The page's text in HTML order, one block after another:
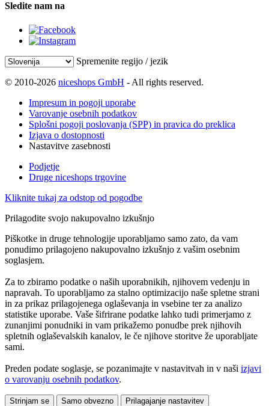
Sledite nam na
Spremenite regijo / jezik
© 2010-2026 niceshops GmbH - All rights reserved.
Impresum in pogoji uporabe
Varovanje osebnih podatkov
Splošni pogoji poslovanja (SPP) in pravica do preklica
Izjava o dostopnosti
Nastavitve zasebnosti
Podjetje
Druge niceshops trgovine
Kliknite tukaj za odstop od pogodbe
Prilagodite svojo nakupovalno izkušnjo
Piškotke in druge tehnologije uporabljamo samo zato, da vam
ponudimo prilagojeno nakupovalno izkušnjo z vašim osebnim
soglasjem.
Za to zbiramo podatke o naših uporabnikih, njihovem vedenju in
napravah. To uporabljamo za stalno optimizacijo naše spletne strani
in za prikaz prilagojenega oglaševanja in vsebine ter za analizo
statistike uporabe. Vaše šifrirane podatke lahko tudi primerjamo z
zunanjimi ponudniki in vam prikažemo ponudbe prek njihovih
spletnih oglaševalskih kanalov, le če njihove storitve že uporabljate
sami.
Preden podate soglasje, se pozanimajte v nastavitvah in v naši izjavi
o varovanju osebnih podatkov.
Strinjam se Samo obvezno Prilagajanje nastavitev